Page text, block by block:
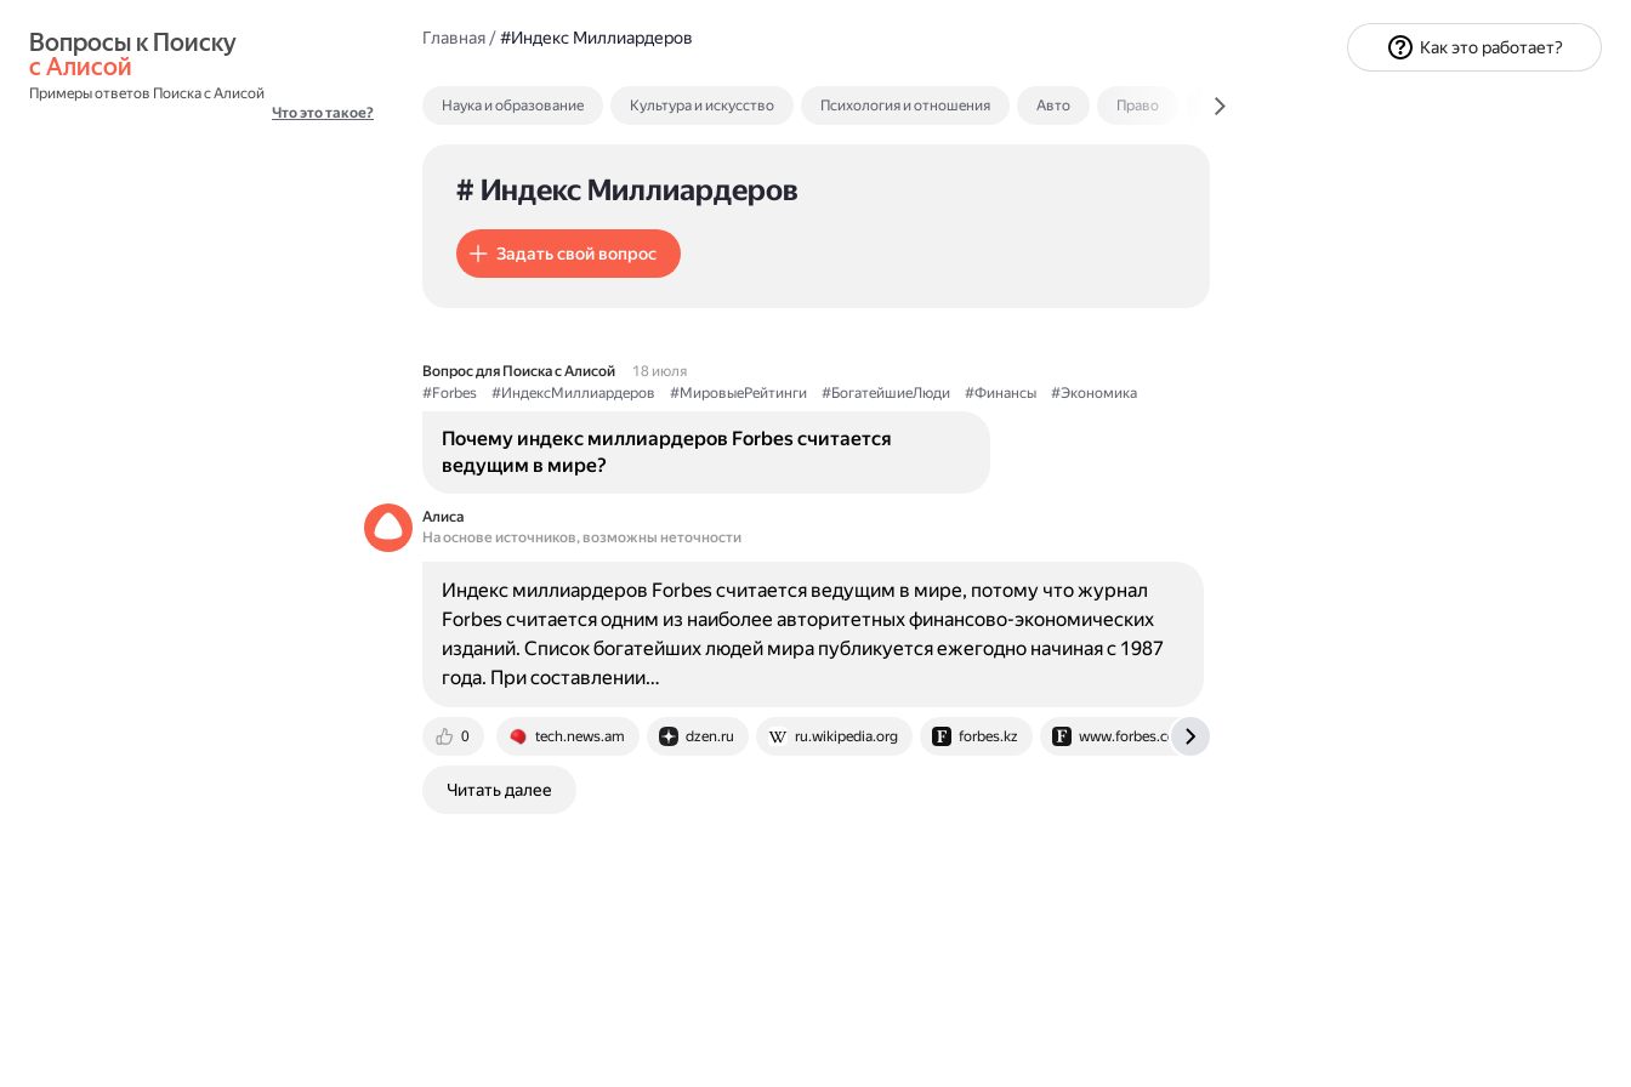
с Алисой
Примеры ответов Поиска с Алисой
Что это такое?
Главная/#Индекс Миллиардеров
Наука и образование Культура и искусство Психология и отношения Авто Право Экономика и финансы
# Индекс Миллиардеров
Задать свой вопрос
Вопрос для Поиска с Алисой
18 июля
#Forbes
#ИндексМиллиардеров #МировыеРейтинги #БогатейшиеЛюди #Финансы #Экономика
Почему индекс миллиардеров Forbes считается
ведущим в мире?
Алиса
На основе источников, возможны неточности
0 tech.news.am dzen.ru ru.wikipedia.org forbes.kz www.forbes.com
Индекс миллиардеров Forbes считается ведущим в мире, потому что журнал
Forbes считается одним из наиболее авторитетных финансово-экономических
изданий. Список богатейших людей мира публикуется ежегодно начиная с 1987
года. При составлении…
Читать далее
Как это работает?